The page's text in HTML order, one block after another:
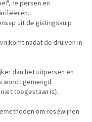
te persen en
uit de gistingskuip
nadat de druiven in
dan het uitpersen en
wordt gemengd
toegestaan is).
om roséwijnen